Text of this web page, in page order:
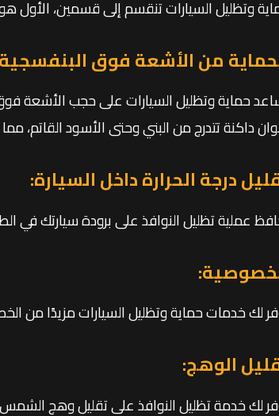
وتظليل السيارات تنقسم إلى قسمين، الأول
من الأشعة فوق
حماية وتظليل السيارات على حجب الأشعة
داكنة تتدرج من البني وحتى الأسود القاتم،
درجة الحرارة داخل السيارة:
عملية تظليل النوافذ على برودة سيارتك في
لك خدمات حماية وتظليل السيارات مزيدًا من
الوهج:
لك خدمة تظليل النوافذ على تقليل وهج